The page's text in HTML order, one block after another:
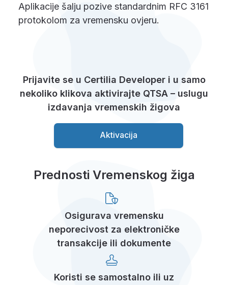
Aplikacije šalju pozive standardnim RFC 3161
protokolom za vremensku ovjeru.
Prijavite se u Certilia Developer i u samo
nekoliko klikova aktivirajte QTSA – uslugu
izdavanja vremenskih žigova
Aktivacija
Prednosti Vremenskog žiga
Osigurava vremensku
neporecivost za elektroničke
transakcije ili dokumente
Koristi se samostalno ili uz